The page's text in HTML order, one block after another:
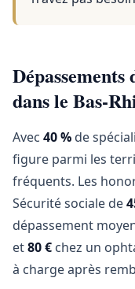
dans le Bas-
Avec 40 % de
figure parmi les
fréquents. Les
Sécurité sociale de
dépassement
et80 € chez un
à charge après